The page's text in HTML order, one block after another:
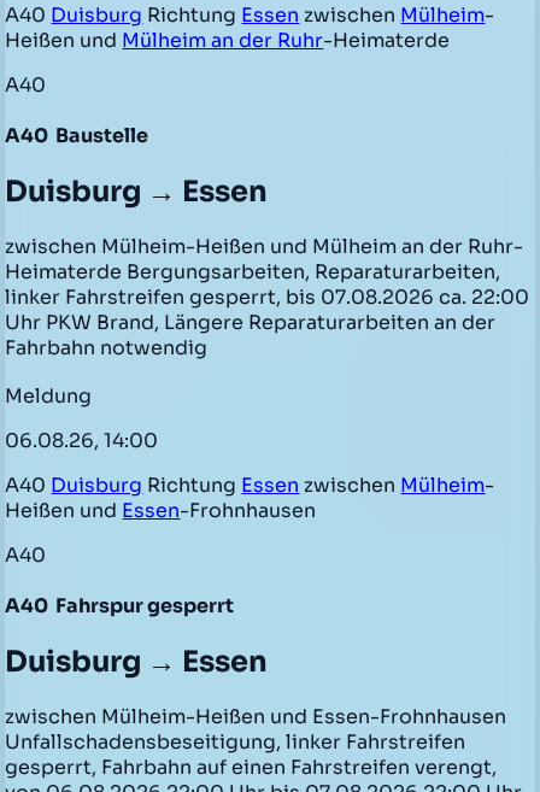
A40 Duisburg Richtung Essen zwischen Mülheim-
Heißen und Mülheim an der Ruhr-Heimaterde
A40
A40 Baustelle
Duisburg → Essen
zwischen Mülheim-Heißen und Mülheim an der Ruhr-
Heimaterde Bergungsarbeiten, Reparaturarbeiten,
linker Fahrstreifen gesperrt, bis 07.08.2026 ca. 22:00
Uhr PKW Brand, Längere Reparaturarbeiten an der
Fahrbahn notwendig
Meldung
06.08.26, 14:00
A40 Duisburg Richtung Essen zwischen Mülheim-
Heißen und Essen-Frohnhausen
A40
A40 Fahrspur gesperrt
Duisburg → Essen
zwischen Mülheim-Heißen und Essen-Frohnhausen
Unfallschadensbeseitigung, linker Fahrstreifen
gesperrt, Fahrbahn auf einen Fahrstreifen verengt,